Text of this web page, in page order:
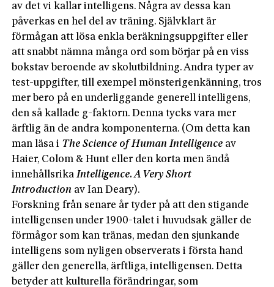
av det vi kallar intelligens. Några av dessa kan
påverkas en hel del av träning. Självklart är
förmågan att lösa enkla beräkningsuppgifter eller
att snabbt nämna många ord som börjar på en viss
bokstav beroende av skolutbildning. Andra typer av
test-uppgifter, till exempel mönsterigenkänning, tros
mer bero på en underliggande generell intelligens,
den så kallade g-faktorn. Denna tycks vara mer
ärftlig än de andra komponenterna. (Om detta kan
man läsa i The Science of Human Intelligence av
Haier, Colom & Hunt eller den korta men ändå
innehållsrikaIntelligence. A Very Short
Introduction av Ian Deary).
Forskning från senare år tyder på att den stigande
intelligensen under 1900-talet i huvudsak gäller de
förmågor som kan tränas, medan den sjunkande
intelligens som nyligen observerats i första hand
gäller den generella, ärftliga, intelligensen. Detta
betyder att kulturella förändringar, som